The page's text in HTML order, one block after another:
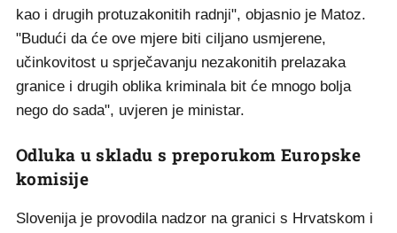
kao i drugih protuzakonitih radnji", objasnio je Matoz.
"Budući da će ove mjere biti ciljano usmjerene,
učinkovitost u sprječavanju nezakonitih prelazaka
granice i drugih oblika kriminala bit će mnogo bolja
nego do sada", uvjeren je ministar.
Odluka u skladu s preporukom Europske
komisije
Slovenija je provodila nadzor na granici s Hrvatskom i